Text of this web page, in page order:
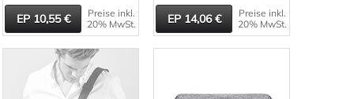
10,55
Preise inkl.
20% MwSt.
14,06
Preise inkl.
20% MwSt.